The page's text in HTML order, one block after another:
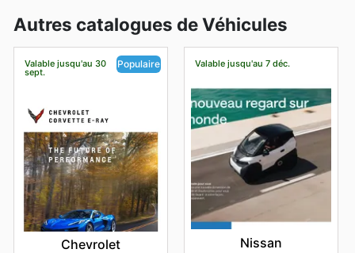
Autres catalogues de Véhicules
Valable jusqu'au 30
sept.
Populaire
Chevrolet
Valable jusqu'au 7 déc.
Nissan